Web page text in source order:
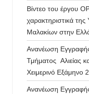
Βίντεο του έργου
χαρακτηριστικά της
Μαλακίων στην
Ανανέωση
Τμήματος Αλιείας
Χειμερινό Εξάμηνο
Ανανέωση